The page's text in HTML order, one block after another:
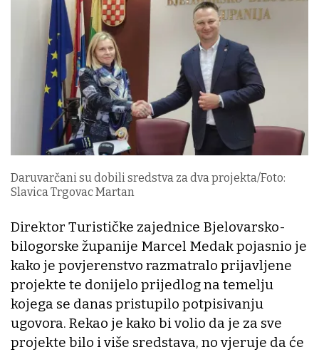
Daruvarčani su dobili sredstva za dva projekta/Foto:
Slavica Trgovac Martan
Direktor Turističke zajednice Bjelovarsko-
bilogorske županije Marcel Medak pojasnio je
kako je povjerenstvo razmatralo prijavljene
projekte te donijelo prijedlog na temelju
kojega se danas pristupilo potpisivanju
ugovora. Rekao je kako bi volio da je za sve
projekte bilo i više sredstava, no vjeruje da će